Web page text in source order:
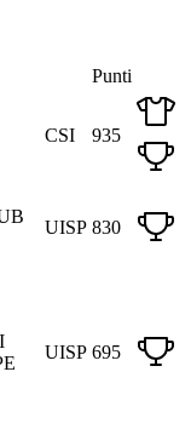
Punti
CSI 935
UISP 830
UISP 695